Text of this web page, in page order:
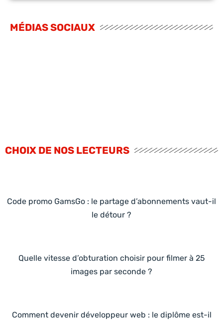
MÉDIAS SOCIAUX
CHOIX DE NOS LECTEURS
Code promo GamsGo : le partage d’abonnements vaut-il
le détour ?
Quelle vitesse d’obturation choisir pour filmer à 25
images par seconde ?
Comment devenir développeur web : le diplôme est-il